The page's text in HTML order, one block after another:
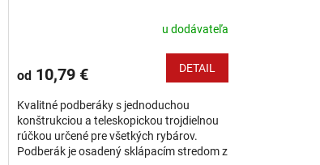
u dodávateľa
od10,79 € DETAIL
Kvalitné podberáky s jednoduchou
konštrukciou a teleskopickou trojdielnou
rúčkou určené pre všetkých rybárov.
Podberák je osadený sklápacím stredom z